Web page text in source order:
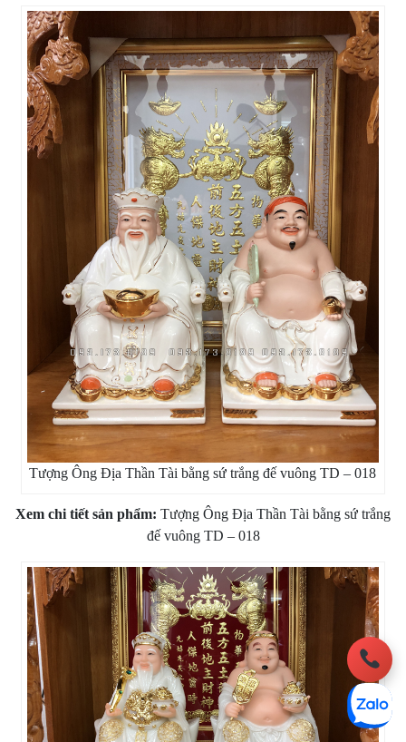
Tượng Ông Địa Thần Tài bằng sứ trắng đế vuông TD – 018
Xem chi tiết sản phẩm: Tượng Ông Địa Thần Tài bằng sứ trắng
đế vuông TD – 018